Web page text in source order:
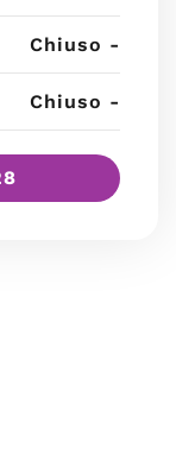
Chiuso -
Chiuso -